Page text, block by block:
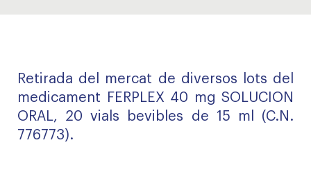
Retirada del mercat de diversos lots del
medicament FERPLEX 40 mg SOLUCION
ORAL, 20 vials bevibles de 15 ml (C.N.
776773).